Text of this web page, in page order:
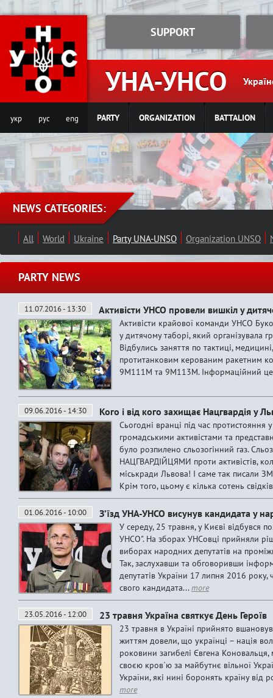
Jump to navigation
УНА-УНСО
SUPPORT
укр рус eng PARTY ORGANIZATION BATTALION
NEWS CATEGORIES:
All World Ukraine Party UNA-UNSO Organization UNSO
PARTY NEWS
11.07.2016 - 13:30 Активісти УНСО провели вишкіл у
Активісти крайової команди УНСО
у дитячому таборі, який організувала
Відбулись заняття по тактиці,
протитанковим керованим ракетним
9М111М та 9М113М. Інформаційний
09.06.2016 - 14:30 Кого і від кого захищає Нацгвардія у
Сьогодні вранці під час протистояння
громадськими активістами та
було розпилено сльозогінний газ.
НАЦГВАРДІЙЦЯМИ проти активістів,
міськради Львова! І саме так писали
Крім того, цьому є кілька сотень
01.06.2016 - 10:00 З’їзд УНА-УНСО висунув кандидата у
У середу, 25 травня, у Києві відбувся
УНСО". На зборах УНСовці прийняли
виборах народних депутатів на
Так, заслухавши та обговоривши
депутатів України 17 липня 2016
свого кандидата...more
23.05.2016 - 12:00 23 травня Україна святкує День Героїв
23 травня в Україні прийнято
життям довели, що українці – нація
роковини загибелі Євгена
своєю кров`ю за майбутнє вільної
України, які нині боронять країну від
more